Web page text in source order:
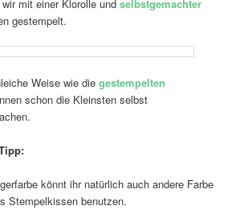
mit einer Klorolle undselbstgemachter
gestempelt.
Weise wie diegestempelten
schon die Kleinsten selbst
könnt ihr natürlich auch andere Farbe
Stempelkissen benutzen.